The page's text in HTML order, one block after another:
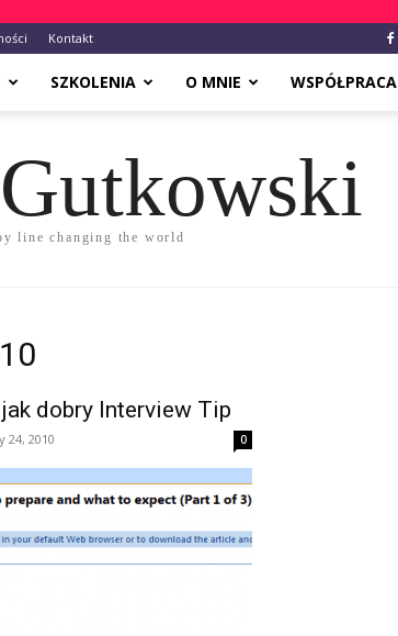
Kontakt
SZKOLENIA O MNIE WSPÓŁPRACA
line changing the world
dobry Interview Tip
24, 2010 0